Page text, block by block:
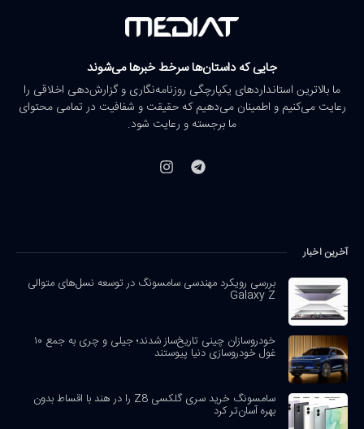
جایی که داستان‌ها سرخط خبرها می‌شوند
ما بالاترین استانداردهای یکپارچگی روزنامه‌نگاری و گزارش‌دهی اخلاقی را
رعایت می‌کنیم و اطمینان می‌دهیم که حقیقت و شفافیت در تمامی محتوای
ما برجسته و رعایت شود.
آخرین اخبار
بررسی رویکرد مهندسی سامسونگ در توسعه نسل‌های متوالی
Galaxy Z
خودروسازان چینی تاریخ‌ساز شدند؛ جیلی و چری به جمع ۱۰
غول خودروسازی دنیا پیوستند
سامسونگ خرید سری گلکسی Z8 را در هند با اقساط بدون
بهره آسان‌تر کرد